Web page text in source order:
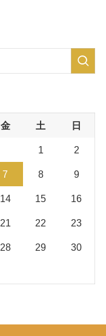
金 土 日
1 2
7 8 9
14 15 16
21 22 23
28 29 30